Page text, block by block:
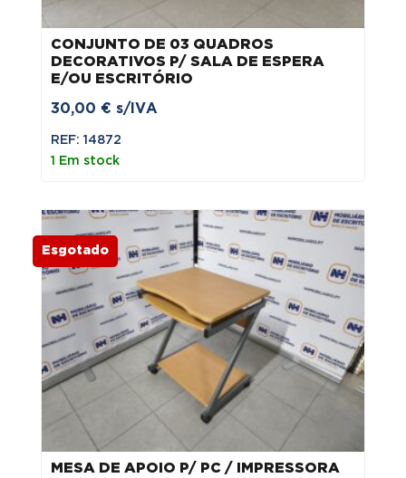
CONJUNTO DE 03 QUADROS
DECORATIVOS P/ SALA DE ESPERA
E/OU ESCRITÓRIO
30,00 € s/IVA
REF: 14872
1 Em stock
MESA DE APOIO P/ PC / IMPRESSORA
Esgotado